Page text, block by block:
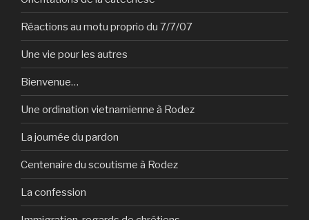
Réactions au motu proprio du 7/7/07
Une vie pour les autres
Bienvenue…
Une ordination vietnamienne à Rodez
La journée du pardon
Centenaire du scoutisme à Rodez
La confession